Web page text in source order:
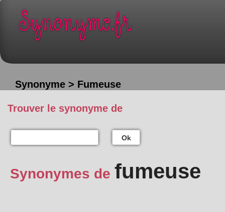
Synonyme > Fumeuse
Trouver le synonyme de
Ok
Synonymes de fumeuse